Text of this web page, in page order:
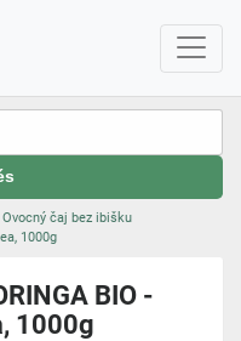
Ovocný čaj bez ibišku
1000g
BIO -
1000g